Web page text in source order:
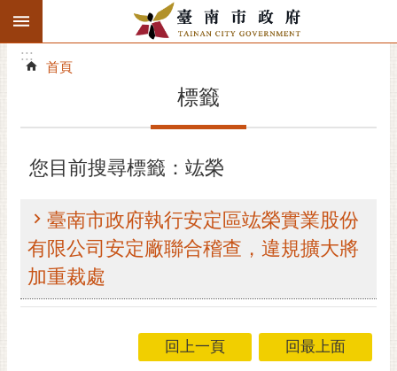
跳到主要內容區塊
搜
階
精彩府城
市府團隊
主題服務
:::
:::
首頁
標籤
您目前搜尋標籤：竑榮
臺南市政府執行安定區竑榮實業股份
有限公司安定廠聯合稽查，違規擴大將
加重裁處
回上一頁 回最上面